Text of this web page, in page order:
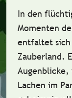
In den
Momenten
entfaltet sich
Zauberland.
Augenblicke,
Lachen im